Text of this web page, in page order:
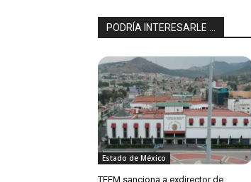
PODRÍA INTERESARLE ...
Estado de México
TEEM sanciona a exdirector de